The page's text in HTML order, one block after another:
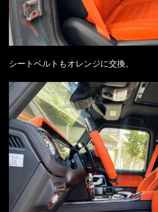
シートベルトもオレンジに交換。